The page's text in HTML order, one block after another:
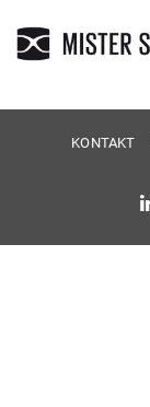
KONTAKT